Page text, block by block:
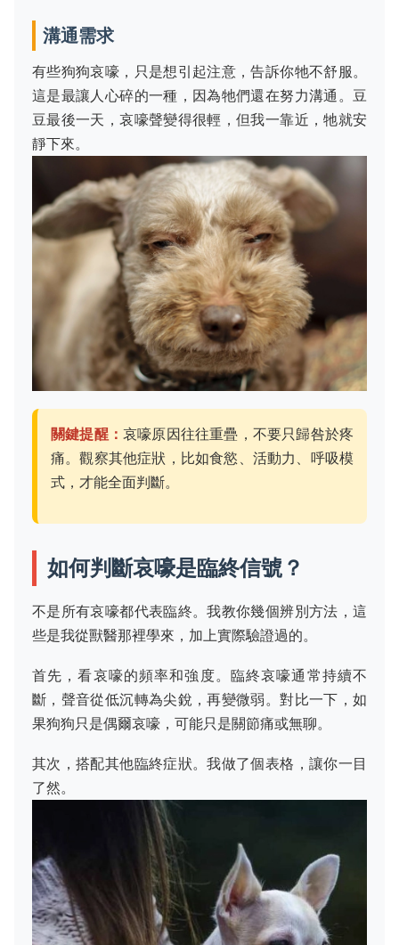
溝通需求
有些狗狗哀嚎，只是想引起注意，告訴你牠不舒服。
這是最讓人心碎的一種，因為牠們還在努力溝通。豆
豆最後一天，哀嚎聲變得很輕，但我一靠近，牠就安
靜下來。
關鍵提醒： 哀嚎原因往往重疊，不要只歸咎於疼
痛。觀察其他症狀，比如食慾、活動力、呼吸模
式，才能全面判斷。
如何判斷哀嚎是臨終信號？
不是所有哀嚎都代表臨終。我教你幾個辨別方法，這
些是我從獸醫那裡學來，加上實際驗證過的。
首先，看哀嚎的頻率和強度。臨終哀嚎通常持續不
斷，聲音從低沉轉為尖銳，再變微弱。對比一下，如
果狗狗只是偶爾哀嚎，可能只是關節痛或無聊。
其次，搭配其他臨終症狀。我做了個表格，讓你一目
了然。